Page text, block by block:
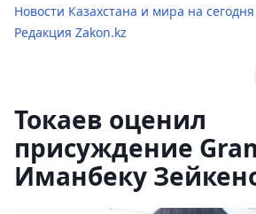
Новости Казахстана и мира на сегодня
Редакция Zakon.kz
Токаев оценил
присуждение
Иманбеку